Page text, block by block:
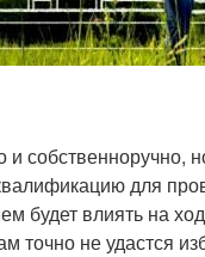
собственноручно,
для
будет влиять на
точно не удастся